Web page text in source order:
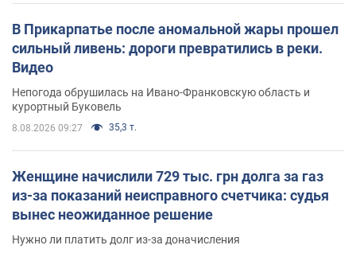
В Прикарпатье после аномальной жары прошел
сильный ливень: дороги превратились в реки.
Видео
Непогода обрушилась на Ивано-Франковскую область и
курортный Буковель
8.08.2026 09:27 35,3 т.
Женщине начислили 729 тыс. грн долга за газ
из-за показаний неисправного счетчика: судья
вынес неожиданное решение
Нужно ли платить долг из-за доначисления